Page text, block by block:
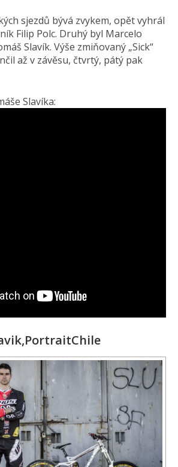
sjezdů bývá zvykem, opět vyhrál
Filip Polc. Druhý byl Marcelo
Slavík. Výše zmiňovaný „Sick“
až v závěsu, čtvrtý, pátý pak
Slavíka: